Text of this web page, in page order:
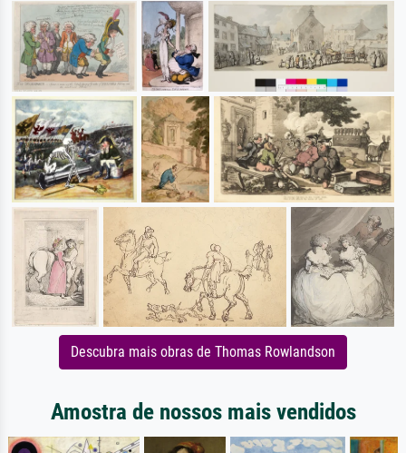
Descubra mais obras de Thomas Rowlandson
Amostra de nossos mais vendidos